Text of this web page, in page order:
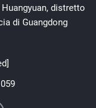
distretto
di Guangdong